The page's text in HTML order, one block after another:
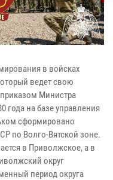
в войсках
ведет свою
приказом Министра
года на базе управления
сформировано
по Волго-Вятской зоне.
в Приволжское, а в
округ
период округа